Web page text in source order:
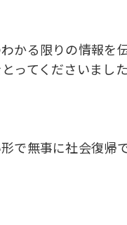
かる限りの情報
ってくださいました
で無事に社会復